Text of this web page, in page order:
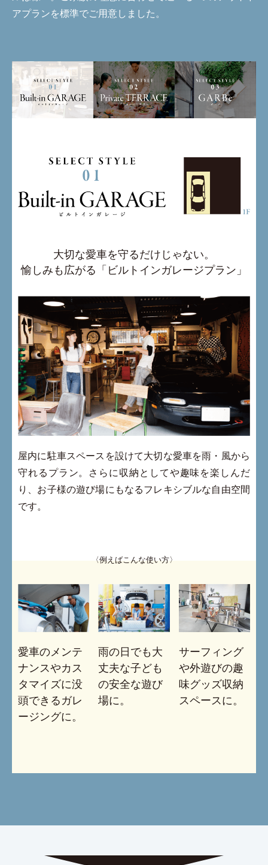
アプランを標準でご用意しました。
大切な愛車を守るだけじゃない。
愉しみも広がる「ビルトインガレージプラン」
屋内に駐車スペースを設けて大切な愛車を雨・風から
守れるプラン。さらに収納としてや趣味を楽しんだ
り、お子様の遊び場にもなるフレキシブルな自由空間
です。
〈例えばこんな使い方〉
愛車のメンテ
ナンスやカス
タマイズに没
頭できるガレ
ージングに。
雨の日でも大
丈夫な子ども
の安全な遊び
場に。
サーフィング
や外遊びの趣
味グッズ収納
スペースに。